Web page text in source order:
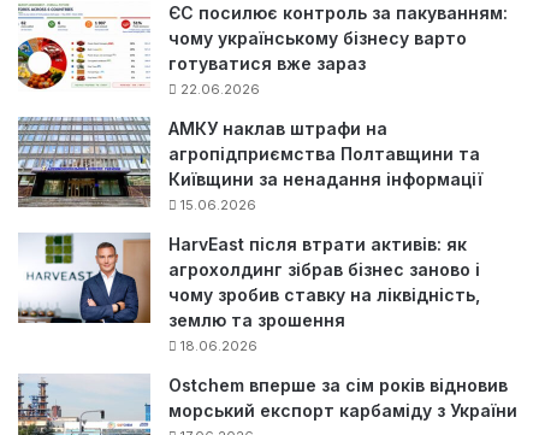
ЄС посилює контроль за пакуванням:
чому українському бізнесу варто
готуватися вже зараз
22.06.2026
АМКУ наклав штрафи на
агропідприємства Полтавщини та
Київщини за ненадання інформації
15.06.2026
HarvEast після втрати активів: як
агрохолдинг зібрав бізнес заново і
чому зробив ставку на ліквідність,
землю та зрошення
18.06.2026
Ostchem вперше за сім років відновив
морський експорт карбаміду з України